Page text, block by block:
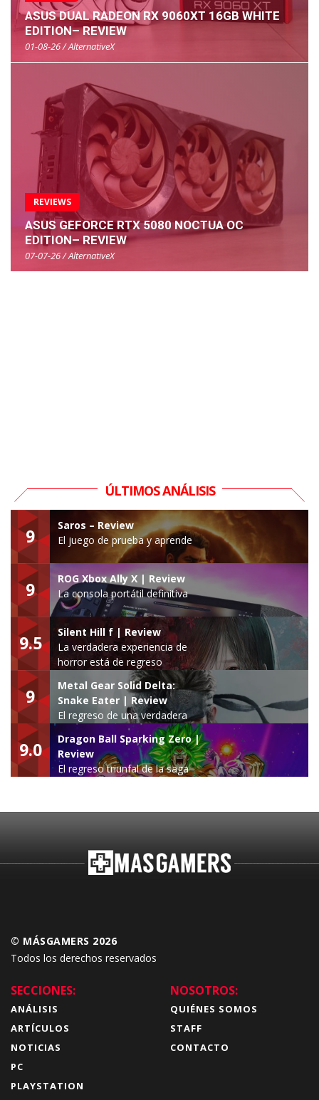
ASUS DUAL RADEON RX 9060XT 16GB WHITE
EDITION– REVIEW
01-08-26 / AlternativeX
REVIEWS
ASUS GEFORCE RTX 5080 NOCTUA OC
EDITION– REVIEW
07-07-26 / AlternativeX
ÚLTIMOS ANÁLISIS
9
Saros – Review
El juego de prueba y aprende
9
ROG Xbox Ally X | Review
La consola portátil definitiva
9.5
Silent Hill f | Review
La verdadera experiencia de
horror está de regreso
9
Metal Gear Solid Delta:
Snake Eater | Review
El regreso de una verdadera
leyenda
9.0
Dragon Ball Sparking Zero |
Review
El regreso triunfal de la saga
© MÁSGAMERS 2026
Todos los derechos reservados
SECCIONES:
ANÁLISIS
ARTÍCULOS
NOTICIAS
PC
PLAYSTATION
NOSOTROS:
QUIÉNES SOMOS
STAFF
CONTACTO